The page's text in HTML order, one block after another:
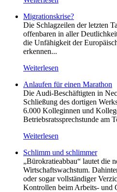
Migrationskrise?
Die Schlagzeilen der letzten
offenbaren in aller
die Unfähigkeit der
erkennen...
Weiterlesen
Anlaufen für einen Marathon
Die Audi-Beschäftigten in
Schließung des dortigen
6.000 Kolleginnen und
Betriebsratssprechstunde am
Weiterlesen
Schlimm und schlimmer
„Bürokratieabbau“ lautet die
Wirtschaftswachstum.
oder sogar vollständiger
Kontrollen beim Arbeits- und